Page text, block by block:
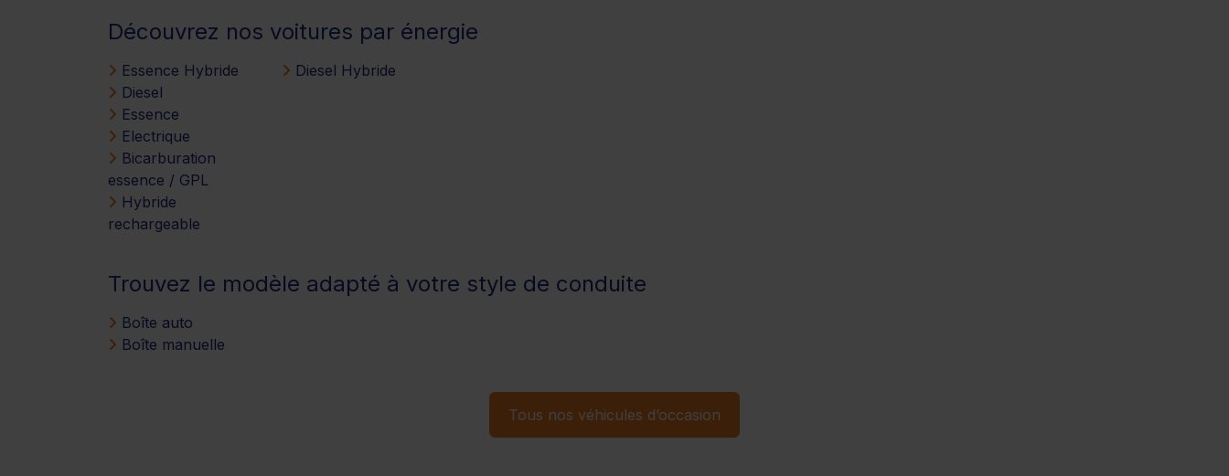
Découvrez nos voitures par énergie
Essence Hybride
Diesel
Essence
Electrique
Bicarburation
essence / GPL
Hybride
rechargeable
Diesel Hybride
Trouvez le modèle adapté à votre style de conduite
Boîte auto
Boîte manuelle
Tous nos véhicules d’occasion